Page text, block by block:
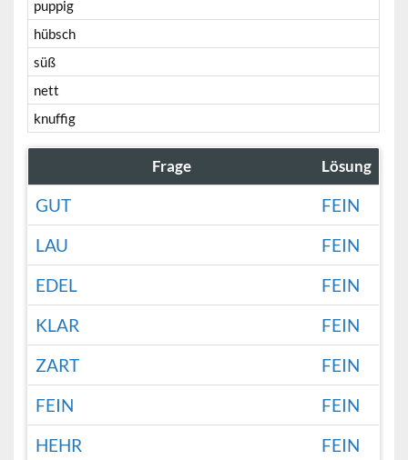
puppig
hübsch
süß
nett
knuffig
Frage Lösung
GUT
FEIN
LAU
FEIN
EDEL
FEIN
KLAR
FEIN
ZART
FEIN
FEIN
FEIN
HEHR
FEIN